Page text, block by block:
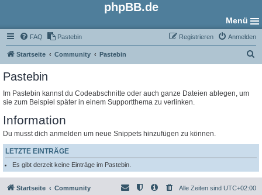
phpBB.de
Menü
FAQ Pastebin Anmelden
Registrieren
Startseite Community Pastebin
Pastebin
Im Pastebin kannst du Codeabschnitte oder auch ganze Dateien ablegen, um
sie zum Beispiel später in einem Supportthema zu verlinken.
Information
Du musst dich anmelden um neue Snippets hinzufügen zu können.
LETZTE EINTRÄGE
Es gibt derzeit keine Einträge im Pastebin.
Startseite Community Alle Zeiten sind UTC+02:00